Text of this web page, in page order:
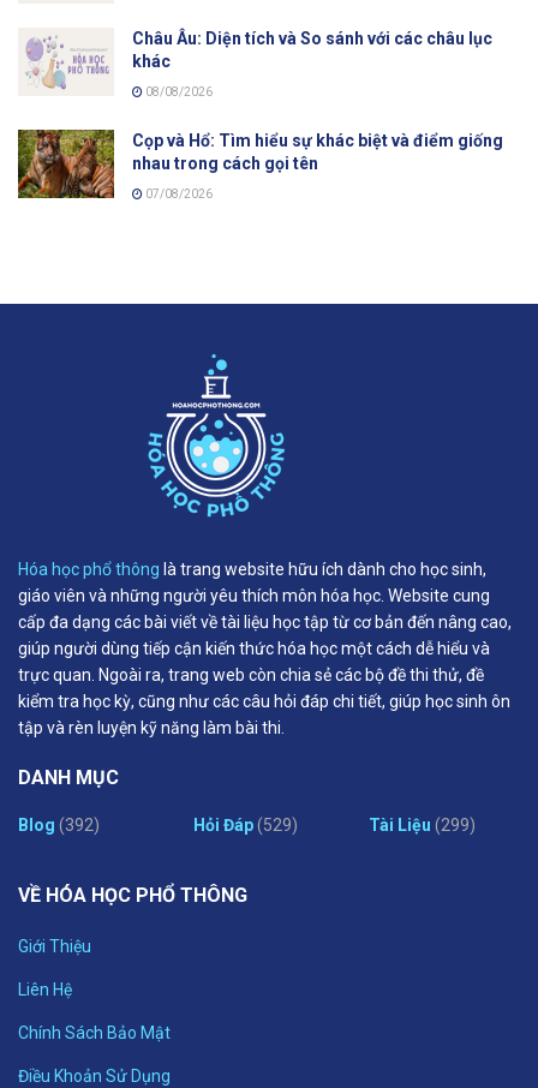
Châu Âu: Diện tích và So sánh với các châu lục
khác
08/08/2026
Cọp và Hổ: Tìm hiểu sự khác biệt và điểm giống
nhau trong cách gọi tên
07/08/2026
Hóa học phổ thông là trang website hữu ích dành cho học sinh,
giáo viên và những người yêu thích môn hóa học. Website cung
cấp đa dạng các bài viết về tài liệu học tập từ cơ bản đến nâng cao,
giúp người dùng tiếp cận kiến thức hóa học một cách dễ hiểu và
trực quan. Ngoài ra, trang web còn chia sẻ các bộ đề thi thử, đề
kiểm tra học kỳ, cũng như các câu hỏi đáp chi tiết, giúp học sinh ôn
tập và rèn luyện kỹ năng làm bài thi.
DANH MỤC
Blog (392) Hỏi Đáp(529) Tài Liệu (299)
VỀ HÓA HỌC PHỔ THÔNG
Giới Thiệu
Liên Hệ
Chính Sách Bảo Mật
Điều Khoản Sử Dụng